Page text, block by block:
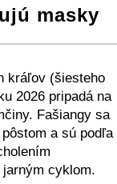
masky
kráľov (šiesteho
2026 pripadá na
Fašiangy sa
a sú podľa
jarným cyklom.